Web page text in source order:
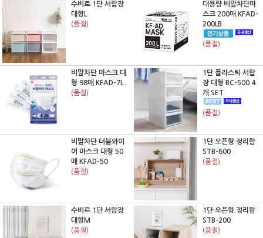
수비르 1단 서랍장
대형L
(품절)
대용량 비말차단마
스크 200매 KFAD-
200LB
(품절)
비말차단 마스크 대
형 98매 KFAD-7L
(품절)
1단 플라스틱 서랍
장 대형 BC-500 4
개 SET
(품절)
비말차단 더블와이
어 마스크 대형 50
매 KFAD-50
(품절)
1단 오픈형 정리함
STB-600
(품절)
수비르 1단 서랍장
대형M
(품절)
1단 오픈형 정리함
STB-200
(품절)